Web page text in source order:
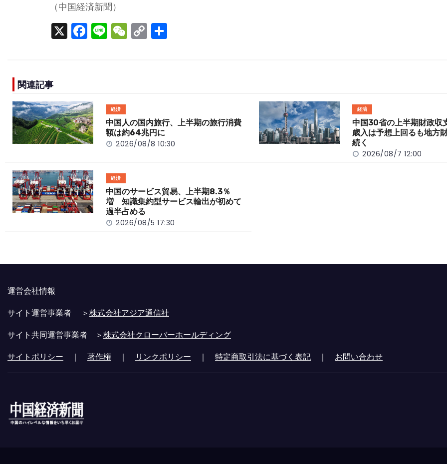
（中国経済新聞）
X F
a
o
o
k
Li
n
W
e
C
o
k
関連記事
経済
中国人の国内旅行、上半期の旅行消費
額は約64兆円に
2026/08/8 10:30
経済
中国30省の上半期財政収
歳入は予想上回るも地方
続く
2026/08/7 12:00
経済
中国のサービス貿易、上半期8.3％
増 知識集約型サービス輸出が初めて
過半占める
2026/08/5 17:30
運営会社情報
サイト運営事業者 ＞株式会社アジア通信社
サイト共同運営事業者 ＞株式会社クローバーホールディング
サイトポリシー ｜ 著作権 ｜ リンクポリシー ｜ 特定商取引法に基づく表記 ｜ お問い合わせ